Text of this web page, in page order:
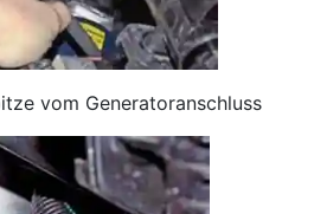
vom Generatoranschluss